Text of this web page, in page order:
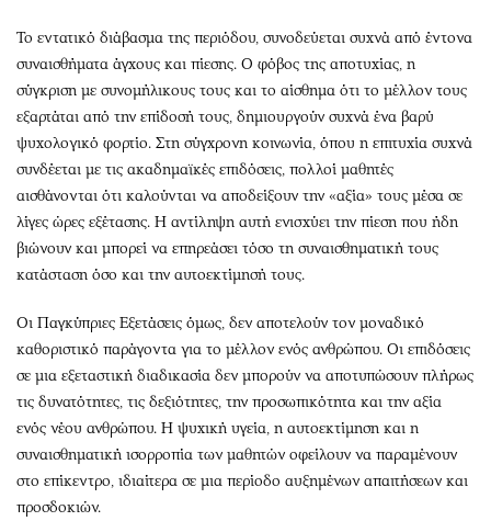
Το εντατικό διάβασμα της περιόδου, συνοδεύεται συχνά από έντονα
συναισθήματα άγχους και πίεσης. Ο φόβος της αποτυχίας, η
σύγκριση με συνομήλικους τους και το αίσθημα ότι το μέλλον τους
εξαρτάται από την επίδοσή τους, δημιουργούν συχνά ένα βαρύ
ψυχολογικό φορτίο. Στη σύγχρονη κοινωνία, όπου η επιτυχία συχνά
συνδέεται με τις ακαδημαϊκές επιδόσεις, πολλοί μαθητές
αισθάνονται ότι καλούνται να αποδείξουν την «αξία» τους μέσα σε
λίγες ώρες εξέτασης. Η αντίληψη αυτή ενισχύει την πίεση που ήδη
βιώνουν και μπορεί να επηρεάσει τόσο τη συναισθηματική τους
κατάσταση όσο και την αυτοεκτίμησή τους.
Οι Παγκύπριες Εξετάσεις όμως, δεν αποτελούν τον μοναδικό
καθοριστικό παράγοντα για το μέλλον ενός ανθρώπου. Οι επιδόσεις
σε μια εξεταστική διαδικασία δεν μπορούν να αποτυπώσουν πλήρως
τις δυνατότητες, τις δεξιότητες, την προσωπικότητα και την αξία
ενός νέου ανθρώπου. Η ψυχική υγεία, η αυτοεκτίμηση και η
συναισθηματική ισορροπία των μαθητών οφείλουν να παραμένουν
στο επίκεντρο, ιδιαίτερα σε μια περίοδο αυξημένων απαιτήσεων και
προσδοκιών.